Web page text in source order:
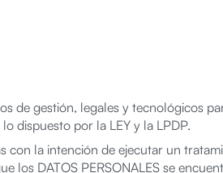
de gestión, legales y tecnológicos
dispuesto por la LEY y la LPDP.
con la intención de ejecutar un
los DATOS PERSONALES se